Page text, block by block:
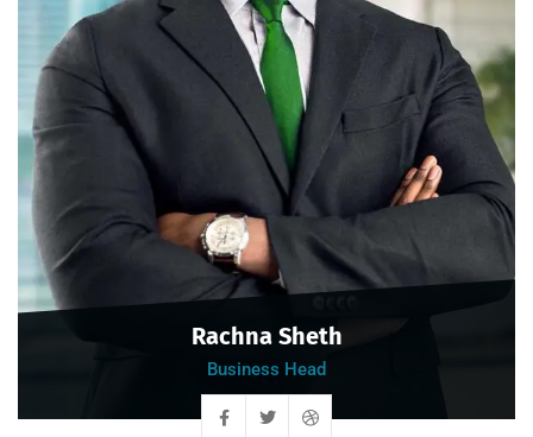
Rachna Sheth
Business Head